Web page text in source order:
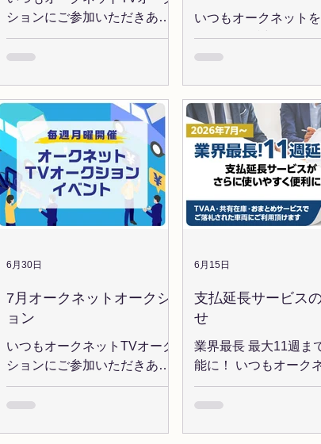
ションにご参加いただきあり
がとうございます。 今月の開
催コーナーお知らせします。
ーションハイパーに代わる新
たなプラットフォーム
「AUCNET CARS」が誕
生！！ 10/20,...
ントラリーキャン
催中！
いつもオークネット
いただき、誠にあり
ざいます。 この度、
オリックス・バファ
「Bs夏の陣2026」 観
得ポイントラリーキャ
ンを開催いたします
ンペーン概要 1台落札
き、1ポイント獲得！
に！3開催連続でご落
期間中、オークネット
動車コーナー」での
に応じてポイントが貯
す。ポイント上位30
豪華景品をプレゼント
イベント開催も予定し
過はメールにて配信
7月オークネットオークシ
ョン
いつもオークネットTVオーク
ションにご参加いただきあり
がとうございます。 今月の開
催コーナーお知らせします。
6月30日
支払延長サービスの
せ
業界最長 最大11週ま
能に！ いつもオーク
ご利用いただき、誠
とうございます。
6月15日